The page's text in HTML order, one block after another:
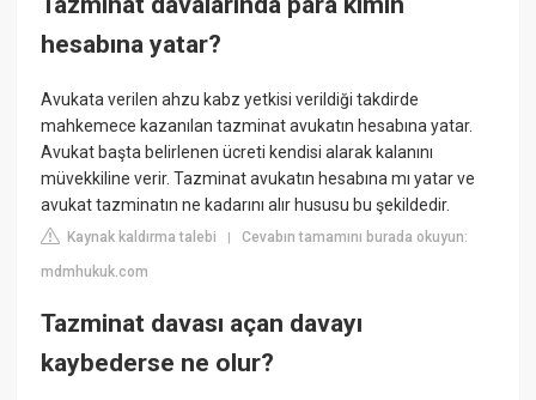
hesabına yatar?
Avukata verilen ahzu kabz yetkisi verildiği takdirde
mahkemece kazanılan tazminat avukatın hesabına yatar.
Avukat başta belirlenen ücreti kendisi alarak kalanını
müvekkiline verir. Tazminat avukatın hesabına mı yatar ve
avukat tazminatın ne kadarını alır hususu bu şekildedir.
Kaynak kaldırma talebi |Cevabın tamamını burada okuyun:
mdmhukuk.com
Tazminat davası açan davayı
kaybederse ne olur?